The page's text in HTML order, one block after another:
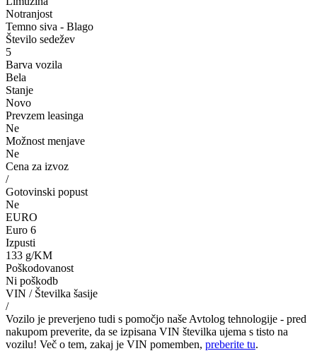
Notranjost
Temno siva - Blago
Število sedežev
5
Barva vozila
Bela
Stanje
Novo
Prevzem leasinga
Ne
Možnost menjave
Ne
Cena za izvoz
/
Gotovinski popust
Ne
EURO
Euro 6
Izpusti
133 g/KM
Poškodovanost
Ni poškodb
VIN / Številka šasije
/
Vozilo je preverjeno tudi s pomočjo naše Avtolog tehnologije - pred
nakupom preverite, da se izpisana VIN številka ujema s tisto na
vozilu! Več o tem, zakaj je VIN pomemben, preberite tu.